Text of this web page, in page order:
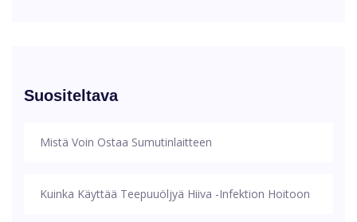
Suositeltava
Mistä Voin Ostaa Sumutinlaitteen
Kuinka Käyttää Teepuuöljyä Hiiva -infektion Hoitoon